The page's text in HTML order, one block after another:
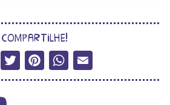
compartilhe!
Facebook
Twitter
Pinterest
WhatsApp